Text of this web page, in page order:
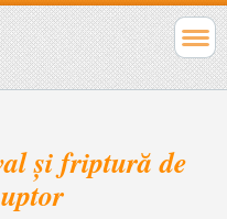
și friptură de